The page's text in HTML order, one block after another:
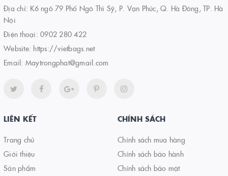
Địa chỉ: K6 ngõ 79 Phố Ngô Thì Sỹ, P. Vạn Phúc, Q. Hà Đông, TP. Hà
Nội
Điện thoại: 0902 280 422
Website: https://vietbags.net
Email: Maytrongphat@gmail.com
LIÊN KẾT
Trang chủ
Giới thiệu
Sản phẩm
CHÍNH SÁCH
Chính sách mua hàng
Chính sách bảo hành
Chính sách bảo mật